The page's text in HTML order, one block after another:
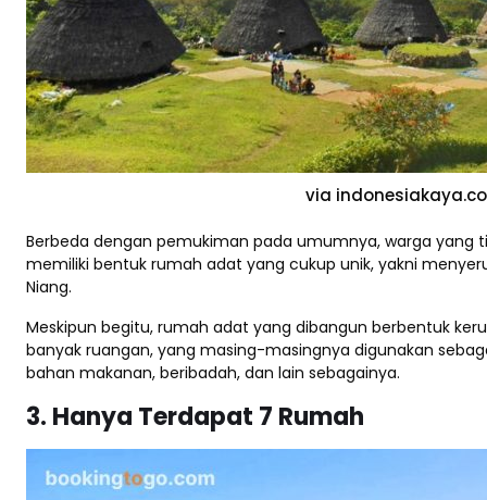
via
Berbeda dengan pemukiman pada umumnya, warga yang
memiliki bentuk rumah adat yang cukup unik, yakni
Niang.
Meskipun begitu, rumah adat yang dibangun berbentuk
banyak ruangan, yang masing-masingnya digunakan
bahan makanan, beribadah, dan lain sebagainya.
3. Hanya Terdapat 7 Rumah